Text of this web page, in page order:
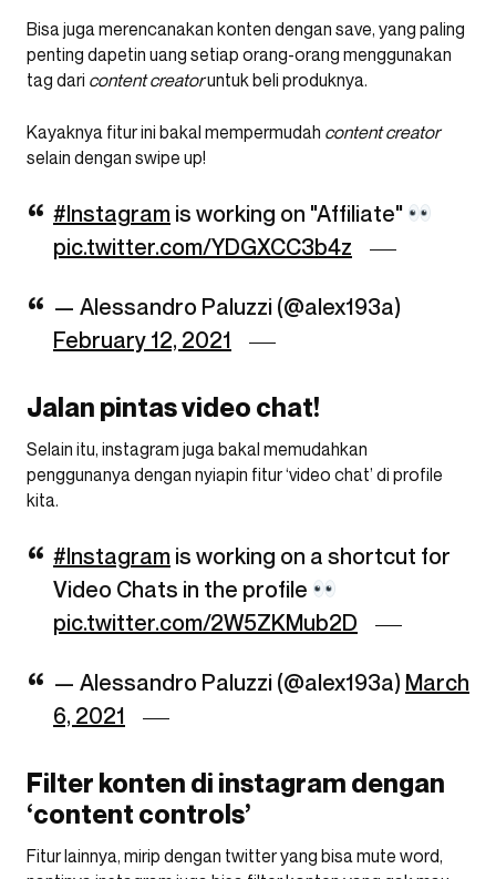
Bisa juga merencanakan konten dengan save, yang paling
penting dapetin uang setiap orang-orang menggunakan
tag dari content creatoruntuk beli produknya.
Kayaknya fitur ini bakal mempermudah content creator
selain dengan swipe up!
#Instagram is working on "Affiliate"
pic.twitter.com/YDGXCC3b4z
— Alessandro Paluzzi (@alex193a)
February 12, 2021
Jalan pintas video chat!
Selain itu, instagram juga bakal memudahkan
penggunanya dengan nyiapin fitur ‘video chat’ di profile
kita.
#Instagram is working on a shortcut for
Video Chats in the profile
pic.twitter.com/2W5ZKMub2D
— Alessandro Paluzzi (@alex193a) March
6, 2021
Filter konten di instagram dengan
‘content controls’
Fitur lainnya, mirip dengan twitter yang bisa mute word,